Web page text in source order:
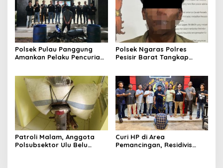
Pengguna Narkoba
Polsek Pulau Panggung
Amankan Pelaku Pencurian
Polsek Ngaras Polres
Pesisir Barat Tangkap
Patroli Malam, Anggota
Polsubsektor Ulu Belu
Curi HP di Area
Pemancingan, Residivis